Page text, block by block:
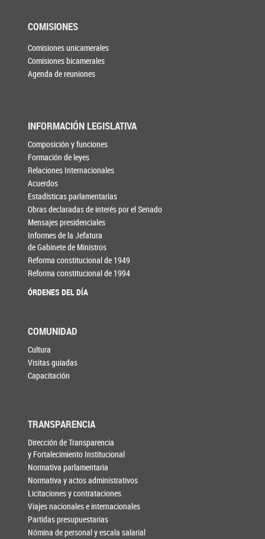
COMISIONES
Comisiones unicamerales
Comisiones bicamerales
Agenda de reuniones
INFORMACIÓN LEGISLATIVA
Composición y funciones
Formación de leyes
Relaciones Internacionales
Acuerdos
Estadísticas parlamentarias
Obras declaradas de interés por el Senado
Mensajes presidenciales
Informes de la Jefatura
de Gabinete de Ministros
Reforma constitucional de 1949
Reforma constitucional de 1994
ÓRDENES DEL DÍA
COMUNIDAD
Cultura
Visitas guiadas
Capacitación
TRANSPARENCIA
Dirección de Transparencia
y Fortalecimiento Institucional
Normativa parlamentaria
Normativa y actos administrativos
Licitaciones y contrataciones
Viajes nacionales e internacionales
Partidas presupuestarias
Nómina de personal y escala salarial